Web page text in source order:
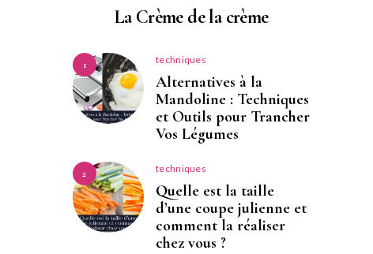
La Crème de la crème
1 techniques
Alternatives à la
Mandoline : Techniques
et Outils pour Trancher
Vos Légumes
2 techniques
Quelle est la taille
d’une coupe julienne et
comment la réaliser
chez vous ?